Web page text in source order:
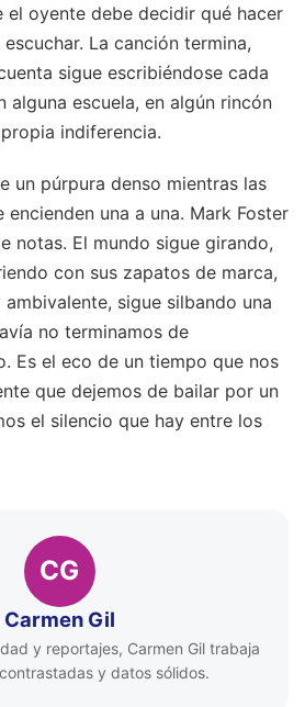
el oyente debe decidir qué hacer
La canción termina,
sigue escribiéndose cada
alguna escuela, en algún rincón
indiferencia.
un púrpura denso mientras las
encienden una a una. Mark Foster
notas. El mundo sigue girando,
con sus zapatos de marca,
sigue silbando una
no terminamos de
Es el eco de un tiempo que nos
que dejemos de bailar por un
el silencio que hay entre los
CG
Carmen Gil
y reportajes, Carmen Gil trabaja
y datos sólidos.